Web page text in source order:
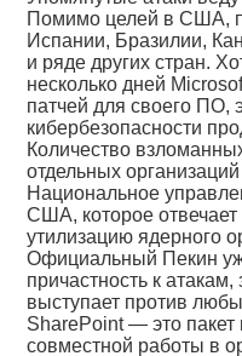
Помимо целей в США,
Испании, Бразилии,
и ряде других стран.
несколько дней
патчей для своего ПО,
кибербезопасности
Количество
отдельных
Национальное
США, которое отвечает
утилизацию ядерного
Официальный Пекин
причастность к
выступает против
SharePoint — это
совместной работы в